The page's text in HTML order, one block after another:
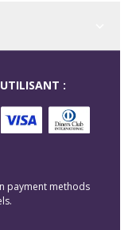
:
payment methods